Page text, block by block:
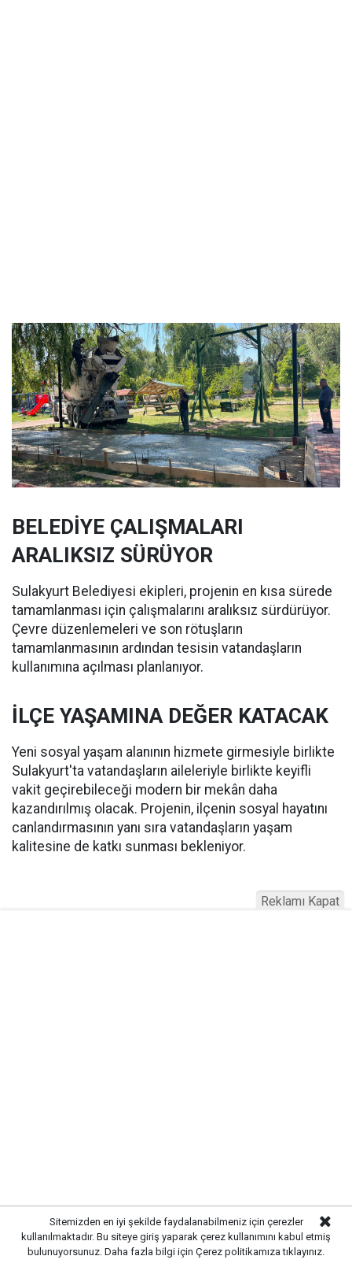
BELEDİYE ÇALIŞMALARI
ARALIKSIZ SÜRÜYOR
Sulakyurt Belediyesi ekipleri, projenin en kısa sürede
tamamlanması için çalışmalarını aralıksız sürdürüyor.
Çevre düzenlemeleri ve son rötuşların
tamamlanmasının ardından tesisin vatandaşların
kullanımına açılması planlanıyor.
İLÇE YAŞAMINA DEĞER KATACAK
Yeni sosyal yaşam alanının hizmete girmesiyle birlikte
Sulakyurt'ta vatandaşların aileleriyle birlikte keyifli
vakit geçirebileceği modern bir mekân daha
kazandırılmış olacak. Projenin, ilçenin sosyal hayatını
canlandırmasının yanı sıra vatandaşların yaşam
kalitesine de katkı sunması bekleniyor.
Sitemizden en iyi şekilde faydalanabilmeniz için çerezler
kullanılmaktadır. Bu siteye giriş yaparak çerez kullanımını kabul etmiş
bulunuyorsunuz. Daha fazla bilgi için Çerez politikamıza tıklayınız.
Reklamı Kapat